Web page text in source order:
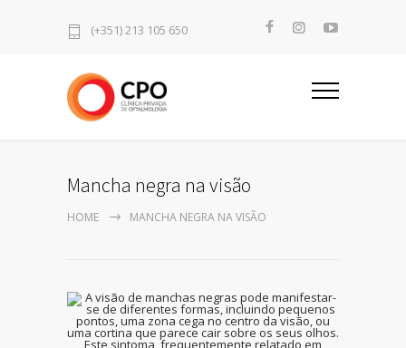
(+351) 213 105 650
Mancha negra na visão
HOME MANCHA NEGRA NA VISÃO